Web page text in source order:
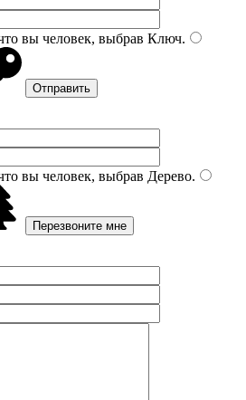
вы человек, выбрав Ключ.
вы человек, выбрав Дерево.